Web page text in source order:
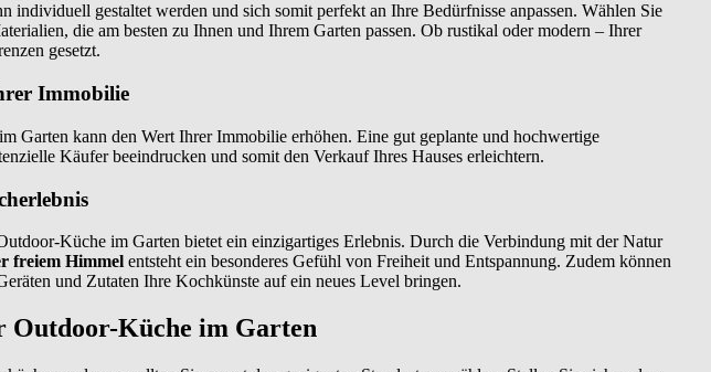
individuell gestaltet werden und sich somit perfekt an Ihre Bedürfnisse anpassen. Wählen Sie
die am besten zu Ihnen und Ihrem Garten passen. Ob rustikal oder modern – Ihrer
gesetzt.
Immobilie
Garten kann den Wert Ihrer Immobilie erhöhen. Eine gut geplante und hochwertige
Käufer beeindrucken und somit den Verkauf Ihres Hauses erleichtern.
Küche im Garten bietet ein einzigartiges Erlebnis. Durch die Verbindung mit der Natur
freiem Himmel entsteht ein besonderes Gefühl von Freiheit und Entspannung. Zudem können
und Zutaten Ihre Kochkünste auf ein neues Level bringen.
Outdoor-Küche im Garten